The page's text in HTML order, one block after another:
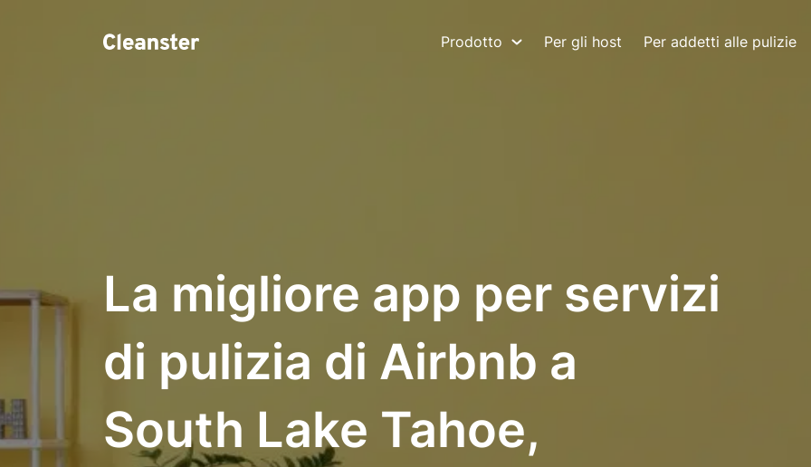
Prodotto Per gli host Per addetti alle pulizie
La migliore app per servizi
di pulizia di Airbnb a
South Lake Tahoe,